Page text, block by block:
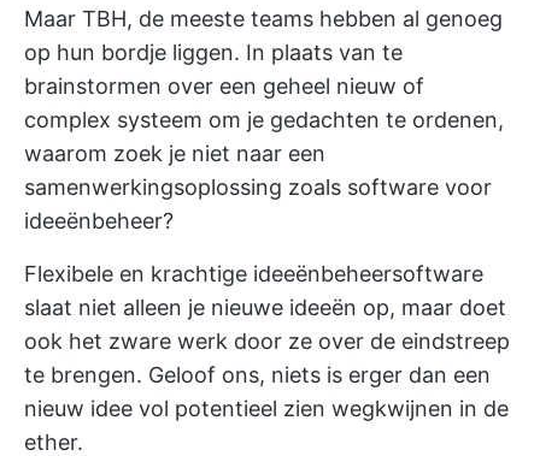
Maar TBH, de meeste teams hebben al genoeg
op hun bordje liggen. In plaats van te
brainstormen over een geheel nieuw of
complex systeem om je gedachten te ordenen,
waarom zoek je niet naar een
samenwerkingsoplossing zoals software voor
ideeënbeheer?
Flexibele en krachtige ideeënbeheersoftware
slaat niet alleen je nieuwe ideeën op, maar doet
ook het zware werk door ze over de eindstreep
te brengen. Geloof ons, niets is erger dan een
nieuw idee vol potentieel zien wegkwijnen in de
ether.